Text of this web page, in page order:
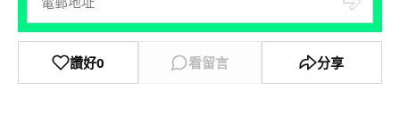
讚好0 看留言 分享